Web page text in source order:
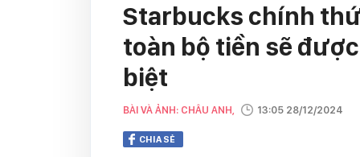
Starbucks chính
toàn bộ tiền sẽ
biệt
BÀI VÀ ẢNH: CHÂU ANH, 13:05 28/12/2024
CHIA SẺ